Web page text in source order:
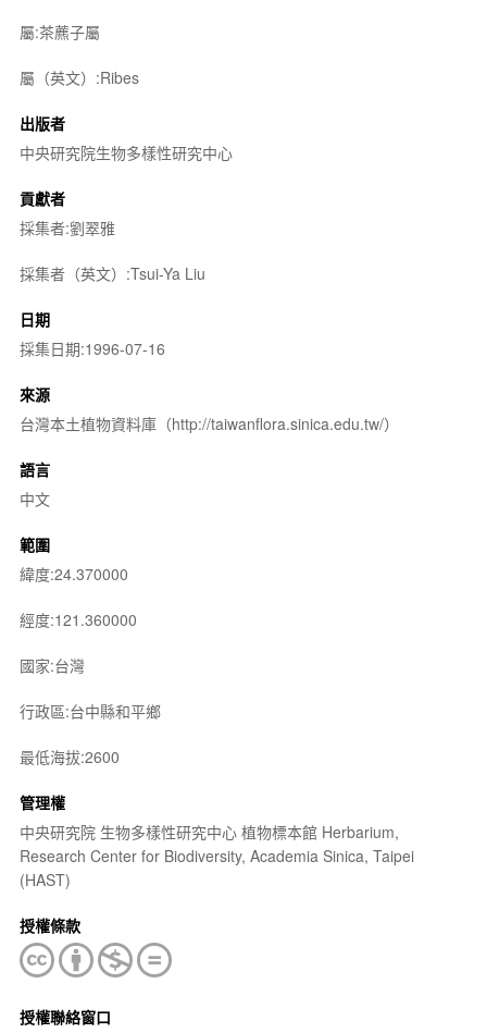
屬:茶藨子屬
屬（英文）:Ribes
出版者
中央研究院生物多樣性研究中心
貢獻者
採集者:劉翠雅
採集者（英文）:Tsui-Ya Liu
日期
採集日期:1996-07-16
來源
台灣本土植物資料庫（http://taiwanflora.sinica.edu.tw/）
語言
中文
範圍
緯度:24.370000
經度:121.360000
國家:台灣
行政區:台中縣和平鄉
最低海拔:2600
管理權
中央研究院 生物多樣性研究中心 植物標本館 Herbarium,
Research Center for Biodiversity, Academia Sinica, Taipei
(HAST)
授權條款
授權聯絡窗口